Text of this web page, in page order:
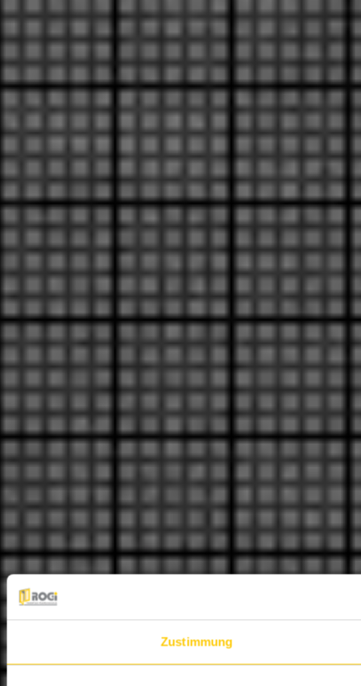
Zustimmung